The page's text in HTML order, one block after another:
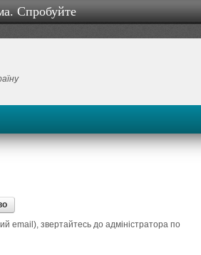
Спробуйте
email), звертайтесь до адміністратора по